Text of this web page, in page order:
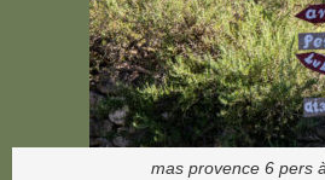
mas provence 6 pers